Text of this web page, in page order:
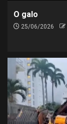
O galo
25/06/2026